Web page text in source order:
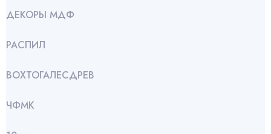
ДЕКОРЫ МДФ
РАСПИЛ
ВОХТОГАЛЕСДРЕВ
ЧФМК